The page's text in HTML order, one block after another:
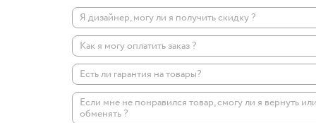
Я дизайнер, могу ли я получить скидку ?
Как я могу оплатить заказ ?
Есть ли гарантия на товары?
Если мне не понравился товар, смогу ли я вернуть
обменять ?